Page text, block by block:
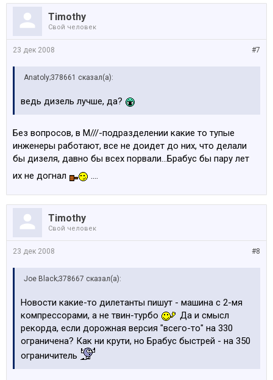
Timothy
Свой человек
#7
23 дек 2008
Anatoly;378661 сказал(а):
ведь дизель лучше, да?
Без вопросов, в М///-подразделении какие то тупые
инженеры работают, все не доидет до них, что делали
бы дизеля, давно бы всех порвали...Брабус бы пару лет
их не догнал
....
Timothy
Свой человек
#8
23 дек 2008
Joe Black;378667 сказал(а):
Новости какие-то дилетанты пишут - машина с 2-мя
компрессорами, а не твин-турбо
Да и смысл
рекорда, если дорожная версия "всего-то" на 330
ограничена? Как ни крути, но Брабус быстрей - на 350
ограничитель